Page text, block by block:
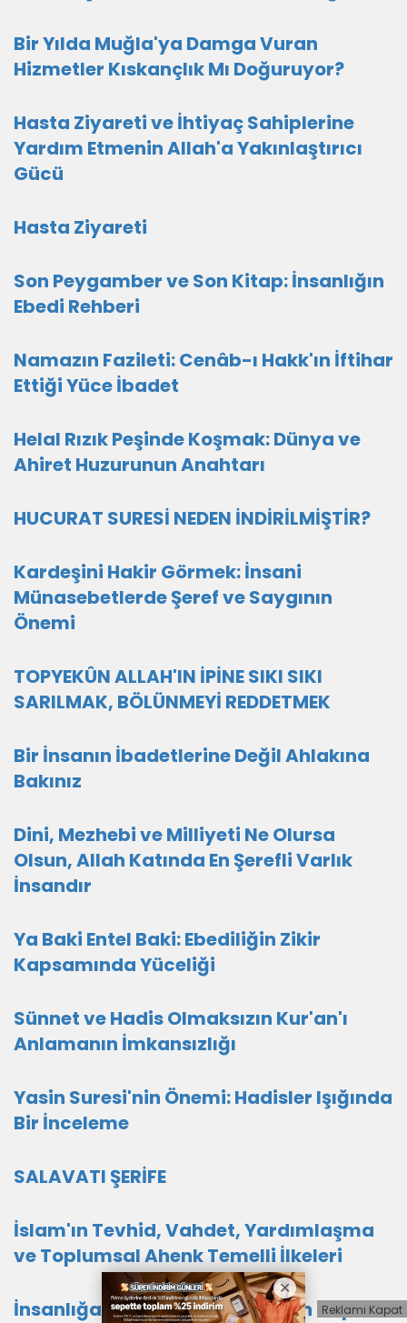
Bir Yılda Muğla'ya Damga Vuran
Hizmetler Kıskançlık Mı Doğuruyor?
Hasta Ziyareti ve İhtiyaç Sahiplerine
Yardım Etmenin Allah'a Yakınlaştırıcı
Gücü
Hasta Ziyareti
Son Peygamber ve Son Kitap: İnsanlığın
Ebedi Rehberi
Namazın Fazileti: Cenâb-ı Hakk'ın İftihar
Ettiği Yüce İbadet
Helal Rızık Peşinde Koşmak: Dünya ve
Ahiret Huzurunun Anahtarı
HUCURAT SURESİ NEDEN İNDİRİLMİŞTİR?
Kardeşini Hakir Görmek: İnsani
Münasebetlerde Şeref ve Saygının
Önemi
TOPYEKÛN ALLAH'IN İPİNE SIKI SIKI
SARILMAK, BÖLÜNMEYİ REDDETMEK
Bir İnsanın İbadetlerine Değil Ahlakına
Bakınız
Dini, Mezhebi ve Milliyeti Ne Olursa
Olsun, Allah Katında En Şerefli Varlık
İnsandır
Ya Baki Entel Baki: Ebediliğin Zikir
Kapsamında Yüceliği
Sünnet ve Hadis Olmaksızın Kur'an'ı
Anlamanın İmkansızlığı
Yasin Suresi'nin Önemi: Hadisler Işığında
Bir İnceleme
SALAVATI ŞERİFE
İslam'ın Tevhid, Vahdet, Yardımlaşma
ve Toplumsal Ahenk Temelli İlkeleri
İnsanlığa Hizmet: Ahirete Açılan KapıReklamı Kapat